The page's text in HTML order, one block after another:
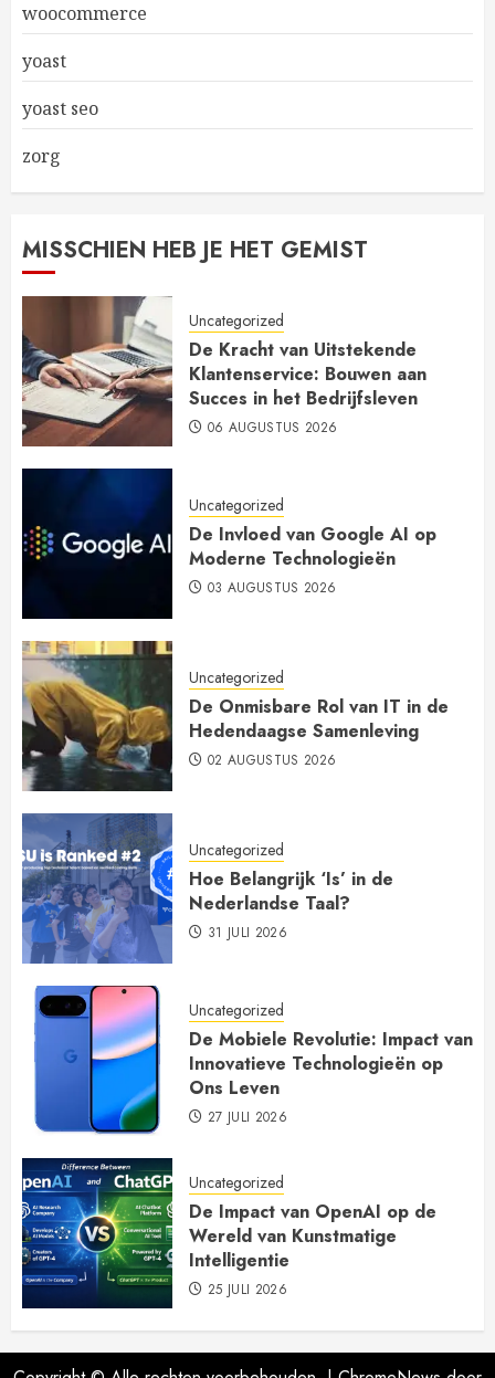
woocommerce
yoast
yoast seo
zorg
MISSCHIEN HEB JE HET GEMIST
Uncategorized
De Kracht van Uitstekende
Klantenservice: Bouwen aan
Succes in het Bedrijfsleven
06 AUGUSTUS 2026
Uncategorized
De Invloed van Google AI op
Moderne Technologieën
03 AUGUSTUS 2026
Uncategorized
De Onmisbare Rol van IT in de
Hedendaagse Samenleving
02 AUGUSTUS 2026
Uncategorized
Hoe Belangrijk ‘Is’ in de
Nederlandse Taal?
31 JULI 2026
Uncategorized
De Mobiele Revolutie: Impact van
Innovatieve Technologieën op
Ons Leven
27 JULI 2026
Uncategorized
De Impact van OpenAI op de
Wereld van Kunstmatige
Intelligentie
25 JULI 2026